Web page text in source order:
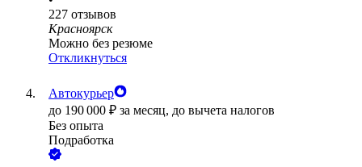
227 отзывов
Красноярск
Можно без резюме
Откликнуться
Автокурьер
до 190 000 ₽ за месяц, до вычета налогов
Без опыта
Подработка